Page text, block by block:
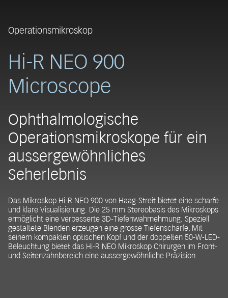
Operationsmikroskop
Hi-R NEO 900
Microscope
Ophthalmologische
Operationsmikroskope für ein
aussergewöhnliches
Seherlebnis
Das Mikroskop Hi-R NEO 900 von Haag-Streit bietet eine scharfe
und klare Visualisierung. Die 25 mm Stereobasis des Mikroskops
ermöglicht eine verbesserte 3D-Tiefenwahrnehmung. Speziell
gestaltete Blenden erzeugen eine grosse Tiefenschärfe. Mit
seinem kompakten optischen Kopf und der doppelten 50-W-LED-
Beleuchtung bietet das Hi-R NEO Mikroskop Chirurgen im Front-
und Seitenzahnbereich eine aussergewöhnliche Präzision.